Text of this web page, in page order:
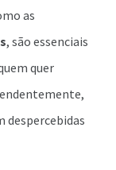
as
, são essenciais
quer
despercebidas